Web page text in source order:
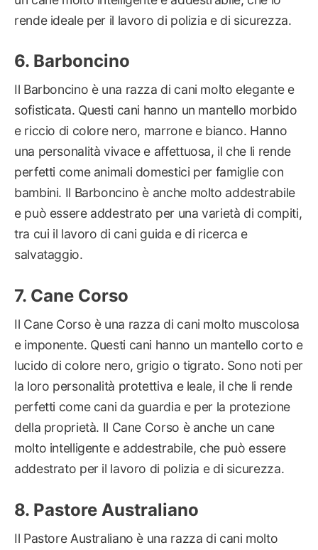
rende ideale per il lavoro di polizia e di sicurezza.
Barboncino
Il Barboncino è una razza di cani molto elegante e
sofisticata. Questi cani hanno un mantello morbido
e riccio di colore nero, marrone e bianco. Hanno
una personalità vivace e affettuosa, il che li rende
perfetti come animali domestici per famiglie con
bambini. Il Barboncino è anche molto addestrabile
e può essere addestrato per una varietà di compiti,
tra cui il lavoro di cani guida e di ricerca e
salvataggio.
Cane Corso
Il Cane Corso è una razza di cani molto muscolosa
e imponente. Questi cani hanno un mantello corto e
lucido di colore nero, grigio o tigrato. Sono noti per
la loro personalità protettiva e leale, il che li rende
perfetti come cani da guardia e per la protezione
della proprietà. Il Cane Corso è anche un cane
molto intelligente e addestrabile, che può essere
addestrato per il lavoro di polizia e di sicurezza.
Pastore Australiano
Il Pastore Australiano è una razza di cani molto